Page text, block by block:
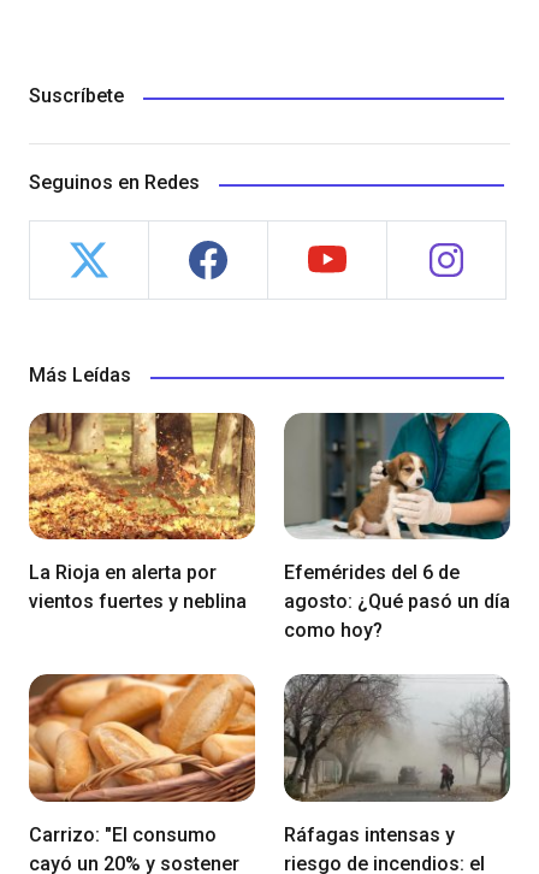
Suscríbete
Seguinos en Redes
Más Leídas
La Rioja en alerta por
vientos fuertes y neblina
Efemérides del 6 de
agosto: ¿Qué pasó un día
como hoy?
Carrizo: "El consumo
cayó un 20% y sostener
Ráfagas intensas y
riesgo de incendios: el